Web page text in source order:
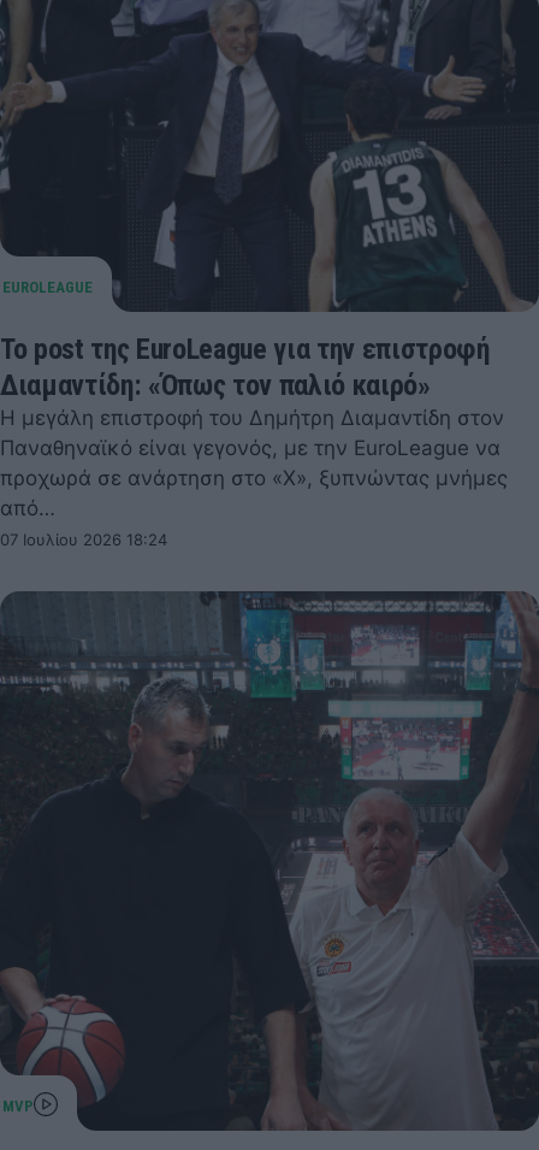
Το post της EuroLeague για την επιστροφή
Διαμαντίδη: «Όπως τον παλιό καιρό»
Η μεγάλη επιστροφή του Δημήτρη Διαμαντίδη στον
Παναθηναϊκό είναι γεγονός, με την EuroLeague να
προχωρά σε ανάρτηση στο «X», ξυπνώντας μνήμες
από…
07 Ιουλίου 2026 18:24